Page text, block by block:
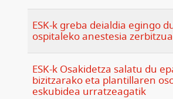
ESK-k greba deialdia egingo
ospitaleko anestesia
ESK-k Osakidetza salatu du
bizitzarako eta plantillaren
eskubidea urratzeagatik